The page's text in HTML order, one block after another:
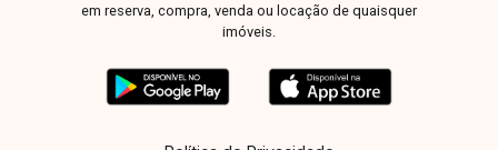
em reserva, compra, venda ou locação de quaisquer
imóveis.